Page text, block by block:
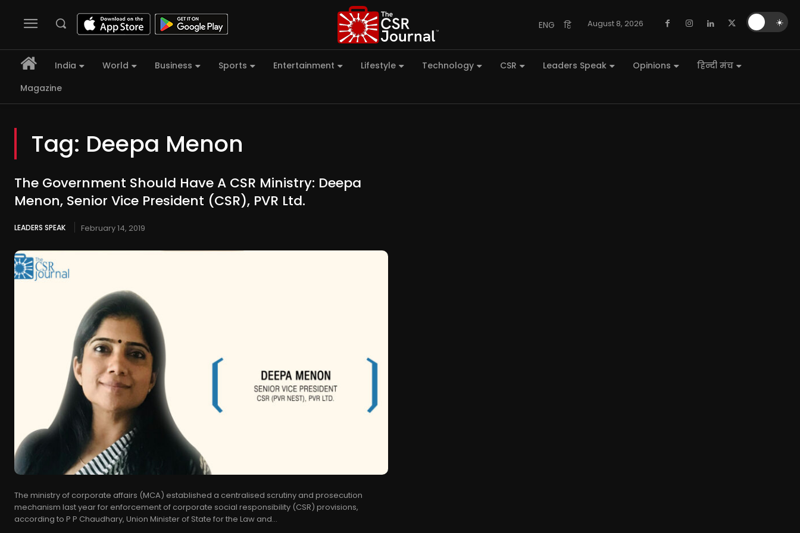
ENG हि August 8, 2026
India World Business Sports Entertainment Lifestyle Technology CSR Leaders Speak Opinions
हिन्दी मंच
Magazine
Tag: Deepa Menon
The Government Should Have A CSR Ministry: Deepa
Menon, Senior Vice President (CSR), PVR Ltd.
LEADERS SPEAK February 14, 2019
The ministry of corporate affairs (MCA) established a centralised scrutiny and prosecution
mechanism last year for enforcement of corporate social responsibility (CSR) provisions,
according to P P Chaudhary, Union Minister of State for the Law and...
☀️